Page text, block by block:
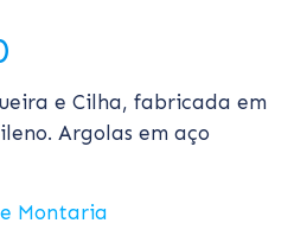
e Cilha, fabricada em
Argolas em aço
Montaria